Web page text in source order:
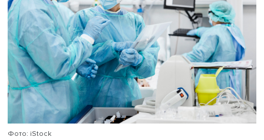
Работа с проживающими и организация их жизни и
воспринималась сотрудниками как одна из
задач. Вахтовая работа позволяла теснее
с жильцами: их привлекали к труду, а при отсутствии
противопоказаний организовывали совместный досуг.
Модель адаптации«каждый за себя» сочетала в себе
опосредованную агентность, потерю контроля и
хаотичный характер решения проблем,
реакцию на вызовы. Она характерна для учреждений,
первая вспышка заболевания произошла в начале
пандемии, в отсутствие четкого порядка действий.